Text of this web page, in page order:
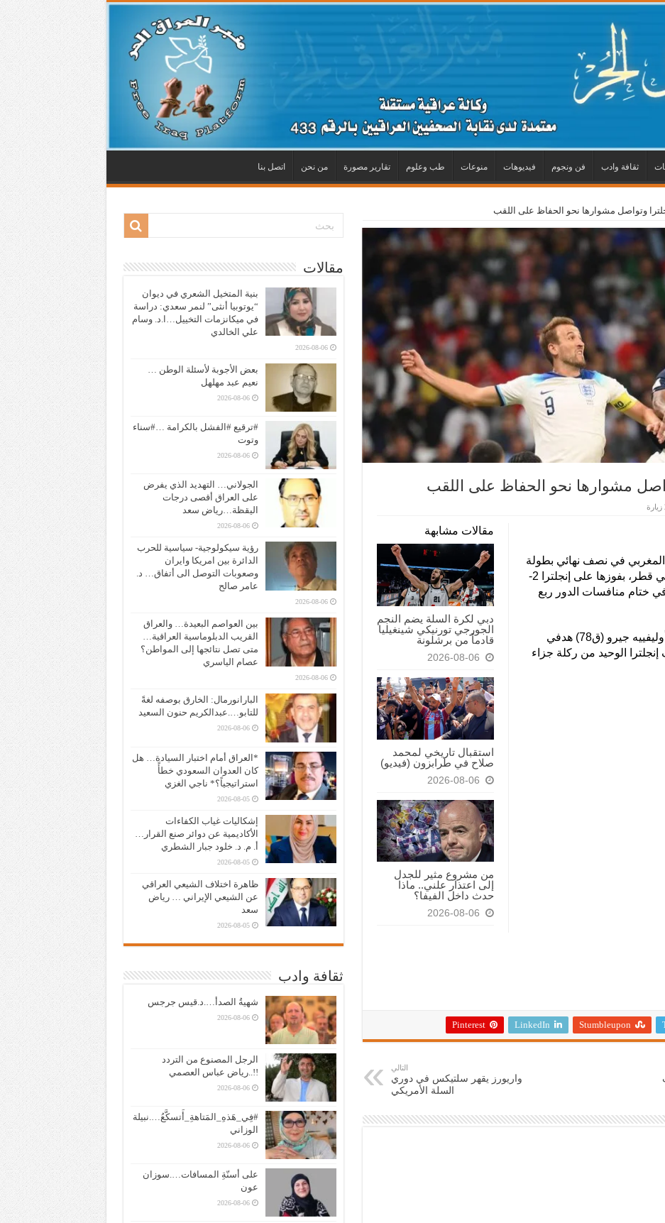
ثقافة وادب فن ونجوم فيديوهات منوعات طب وعلوم تقارير مصورة من نحن اتصل بنا
وتواصل مشوارها نحو الحفاظ على اللقب
مشوارها نحو الحفاظ على اللقب
مقالات مشابهة
دبي لكرة السلة يضم النجم
الجورجي تورنيكي شينغيليا
قادماً من برشلونة
2026-08-06
استقبال تاريخي لمحمد
صلاح في طرابزون (فيديو)
2026-08-06
من مشروع مثير للجدل
إلى اعتذار علني.. ماذا
حدث داخل الفيفا؟
2026-08-06
في نصف نهائي بطولة
كأس العالم 2022 المقامة حاليا في قطر، بفوزها على إنجلترا 2-
ختام منافسات الدور ربع
وأحرز أوريلين تشواميني (ق17) وأوليفييه جيرو (ق78) هدفي
الوحيد من ركلة جزاء
Stumbleupon
LinkedIn
Pinterest
التالي
واريورز يقهر سلتيكس في دوري
السلة الأمريكي
مقالات
بنية المتخيل الشعري في ديوان
“يوتوبيا أنثى” لنمر سعدي: دراسة
في ميكانزمات التخييل…ا.د. وسام
علي الخالدي
2026-08-06
بعض الأجوبة لأسئلة الوطن …
نعيم عبد مهلهل
2026-08-06
#ترقيع #الفشل بالكرامة …#سناء
وتوت
2026-08-06
الجولاني… التهديد الذي يفرض
على العراق أقصى درجات
اليقظة…رياض سعد
2026-08-06
رؤية سيكولوجية- سياسية للحرب
الدائرة بين امريكا وايران
وصعوبات التوصل الى أتفاق… د.
عامر صالح
2026-08-06
بين العواصم البعيدة… والعراق
القريب الدبلوماسية العراقية…
متى تصل نتائجها إلى المواطن؟
عصام الياسري
2026-08-06
البارانورمال: الخارق بوصفه لغةً
للتابو….عبدالكريم حنون السعيد
2026-08-06
*العراق أمام اختبار السيادة… هل
كان العدوان السعودي خطأً
استراتيجياً؟* ناجي الغزي
2026-08-05
إشكاليات غياب الكفاءات
الأكاديمية عن دوائر صنع القرار…
أ. م. د. خلود جبار الشطري
2026-08-05
ظاهرة اختلاف الشيعي العراقي
عن الشيعي الإيراني … رياض
سعد
2026-08-05
ثقافة وادب
شهيةُ الصدأ….د.قيس جرجس
2026-08-06
الرجل المصنوع من التردد
!!..رياض عباس العصمي
2026-08-06
#فِي_هَذهِ_المَتاهةِ_أَتسكَّعُ….نبيلة
الوزاني
2026-08-06
على أسنّةِ المسافات….سوزان
عون
2026-08-06